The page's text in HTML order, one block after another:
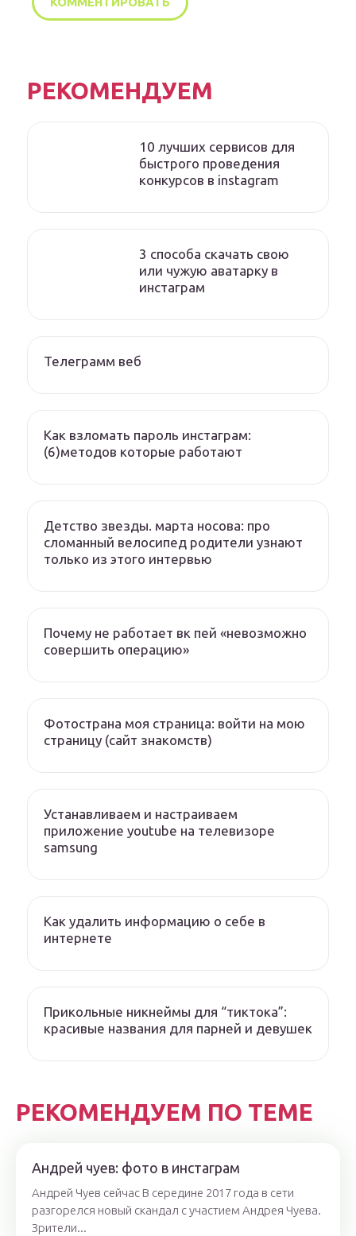
РЕКОМЕНДУЕМ
10 лучших сервисов для
быстрого проведения
конкурсов в instagram
3 способа скачать свою
или чужую аватарку в
инстаграм
Телеграмм веб
Как взломать пароль инстаграм:
(6)методов которые работают
Детство звезды. марта носова: про
сломанный велосипед родители узнают
только из этого интервью
Почему не работает вк пей «невозможно
совершить операцию»
Фотострана моя страница: войти на мою
страницу (сайт знакомств)
Устанавливаем и настраиваем
приложение youtube на телевизоре
samsung
Как удалить информацию о себе в
интернете
Прикольные никнеймы для “тиктока”:
красивые названия для парней и девушек
РЕКОМЕНДУЕМ ПО ТЕМЕ
Андрей чуев: фото в инстаграм
Андрей Чуев сейчас В середине 2017 года в сети
разгорелся новый скандал с участием Андрея Чуева.
Зрители...